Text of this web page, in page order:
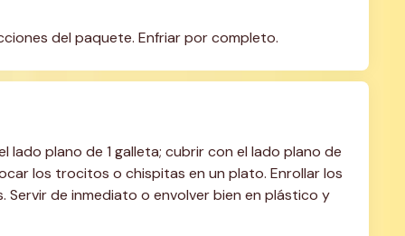
del paquete. Enfriar por completo.
plano de 1 galleta; cubrir con el lado plano de
los trocitos o chispitas en un plato. Enrollar los
de inmediato o envolver bien en plástico y